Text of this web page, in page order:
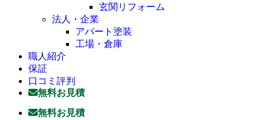
玄関リフォーム
法人・企業
アパート塗装
工場・倉庫
職人紹介
保証
口コミ評判
無料お見積
無料お見積